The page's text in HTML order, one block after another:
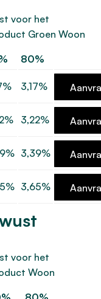
voor het
Groen Woon
80%
3,17%
3,22%
3,39%
3,65%
voor het
Woon